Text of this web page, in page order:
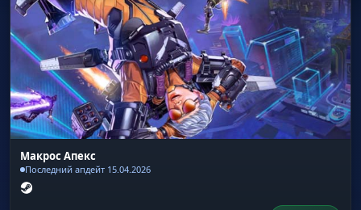
Макрос Апекс
Последний апдейт 15.04.2026